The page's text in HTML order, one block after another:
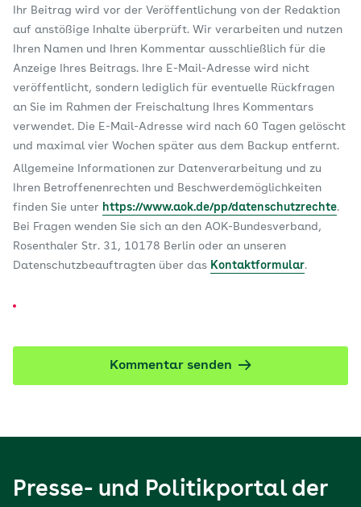
Ihr Beitrag wird vor der Veröffentlichung von der Redaktion
auf anstößige Inhalte überprüft. Wir verarbeiten und nutzen
Ihren Namen und Ihren Kommentar ausschließlich für die
Anzeige Ihres Beitrags. Ihre E-Mail-Adresse wird nicht
veröffentlicht, sondern lediglich für eventuelle Rückfragen
an Sie im Rahmen der Freischaltung Ihres Kommentars
verwendet. Die E-Mail-Adresse wird nach 60 Tagen gelöscht
und maximal vier Wochen später aus dem Backup entfernt.
Allgemeine Informationen zur Datenverarbeitung und zu
Ihren Betroffenenrechten und Beschwerdemöglichkeiten
finden Sie unter https://www.aok.de/pp/datenschutzrechte.
Bei Fragen wenden Sie sich an den AOK-Bundesverband,
Rosenthaler Str. 31, 10178 Berlin oder an unseren
Datenschutzbeauftragten über das Kontaktformular.
Kommentar senden
Presse- und Politikportal der